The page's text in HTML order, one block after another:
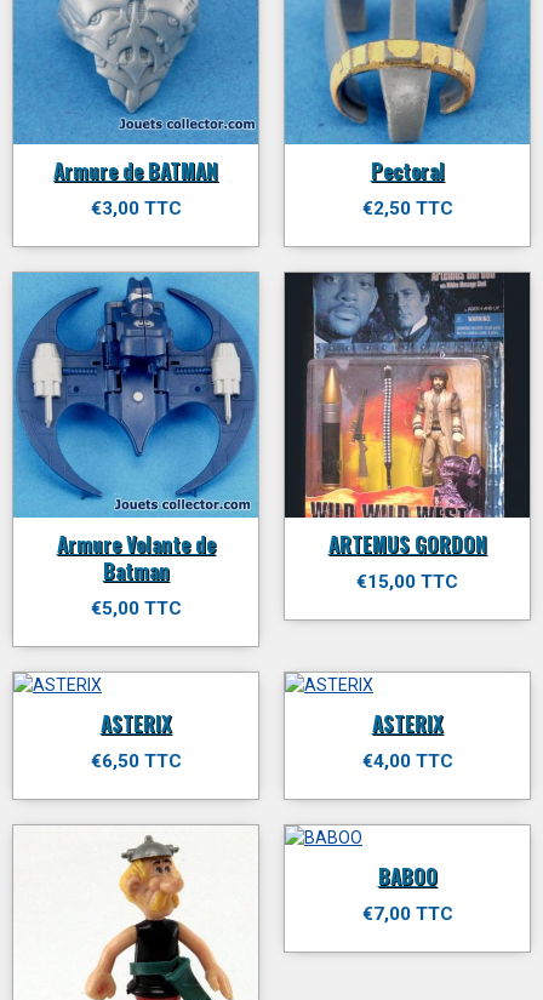
Armure de BATMAN
€3,00 TTC
Pectoral
€2,50 TTC
Armure Volante de
Batman
€5,00 TTC
ARTEMUS GORDON
€15,00 TTC
ASTERIX
€6,50 TTC
ASTERIX
€4,00 TTC
BABOO
€7,00 TTC